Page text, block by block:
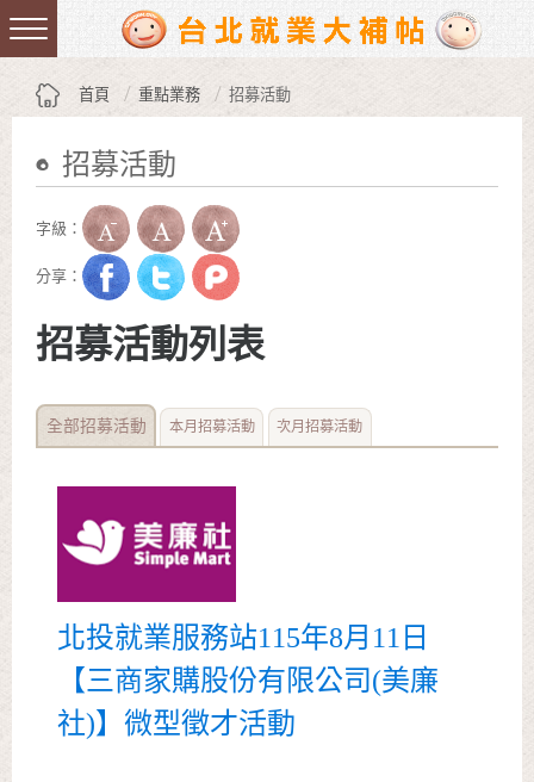
跳到主要內容區塊
:::
首頁 重點業務 招募活動
招募活動
字級：
分享：